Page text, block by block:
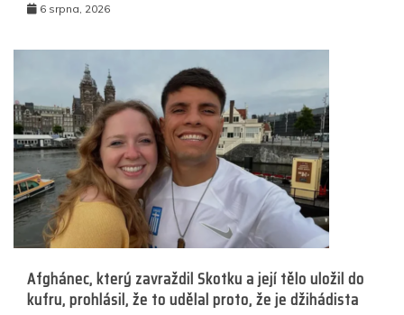
6 srpna, 2026
Afghánec, který zavraždil Skotku a její tělo uložil do
kufru, prohlásil, že to udělal proto, že je džihádista